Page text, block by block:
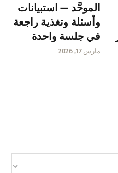
الموحَّد — استبيانات
وأسئلة وتغذية راجعة
في جلسة واحدة
مارس 17, 2026